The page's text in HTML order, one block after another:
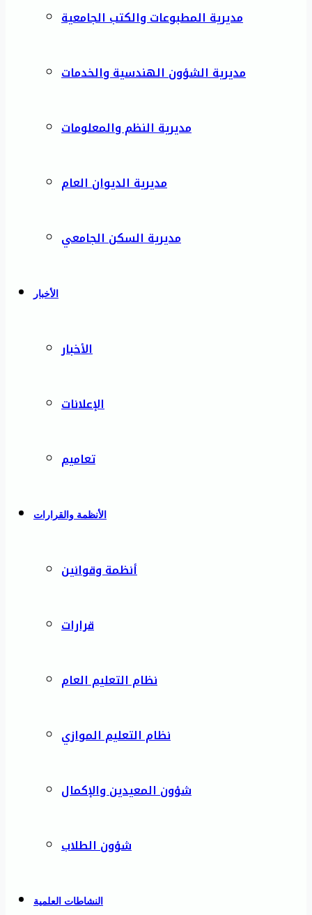
مديرية المطبوعات والكتب الجامعية
مديرية الشؤون الهندسية والخدمات
مديرية النظم والمعلومات
مديرية الديوان العام
مديرية السكن الجامعي
الأخبار
الأخبار
الإعلانات
تعاميم
الأنظمة والقرارات
أنظمة وقوانين
قرارات
نظام التعليم العام
نظام التعليم الموازي
شؤون المعيدين والإكمال
شؤون الطلاب
النشاطات العلمية